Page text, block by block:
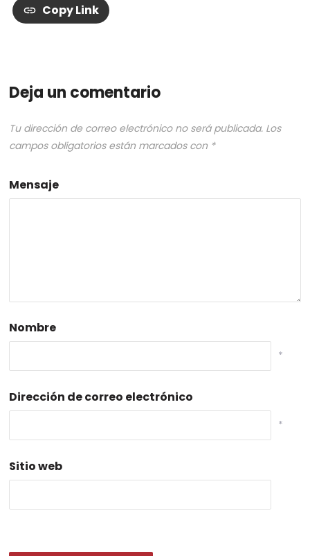
Copy Link
Deja un comentario
Tu dirección de correo electrónico no será publicada. Los
campos obligatorios están marcados con *
Mensaje
Nombre
*
Dirección de correo electrónico
*
Sitio web